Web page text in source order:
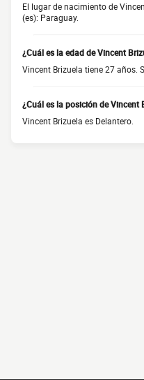
El lugar de nacimiento de
(es): Paraguay.
¿Cuál es la edad de Vincent
Vincent Brizuela tiene 27 años.
¿Cuál es la posición de Vincent
Vincent Brizuela es Delantero.